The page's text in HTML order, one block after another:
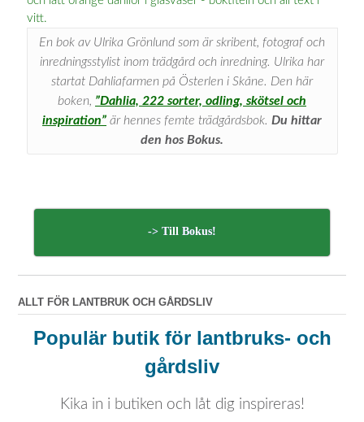
En bok av Ulrika Grönlund som är skribent, fotograf och
inredningsstylist inom trädgård och inredning. Ulrika har
startat Dahliafarmen på Österlen i Skåne. Den här
boken, ”Dahlia, 222 sorter, odling, skötsel och
inspiration” är hennes femte trädgårdsbok. Du hittar
den hos Bokus.
-> Till Bokus!
ALLT FÖR LANTBRUK OCH GÅRDSLIV
Populär butik för lantbruks- och
gårdsliv
Kika in i butiken och låt dig inspireras!